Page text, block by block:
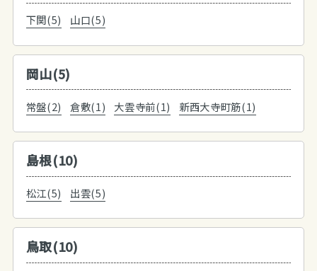
下関(5) 山口(5)
岡山(5)
常盤(2) 倉敷(1) 大雲寺前(1) 新西大寺町筋(1)
島根(10)
松江(5) 出雲(5)
鳥取(10)